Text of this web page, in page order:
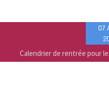
content
07
Calendrier de rentrée pour
scolaire 2026-
Liste des fournitures 2026-
Vente de fournitures